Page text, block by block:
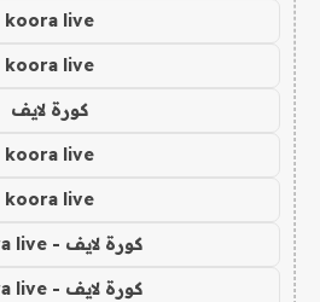
koora live
koora live
كورة لايف
koora live
koora live
كورة لايف - koora live
كورة لايف - koora live